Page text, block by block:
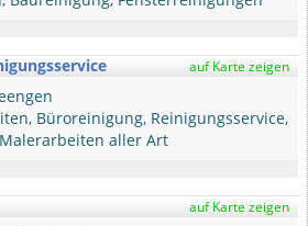
auf Karte zeigen
Büroreinigung, Reinigungsservice,
aller Art
auf Karte zeigen